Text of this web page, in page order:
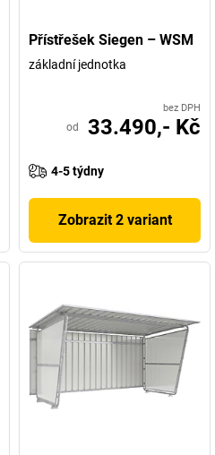
Přístřešek Siegen – WSM
základní jednotka
bez DPH
od 33.490,- Kč
4-5 týdny
Zobrazit 2 variant